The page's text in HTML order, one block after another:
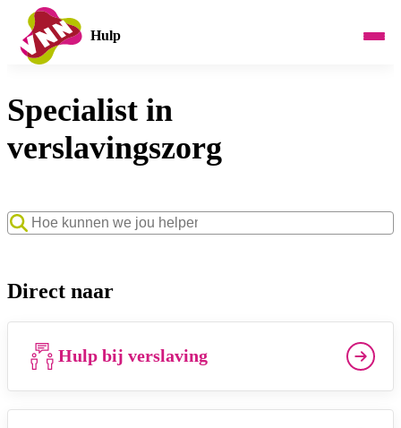
Hulp
Specialist in
verslavingszorg
Zoekwoord
Direct naar
Hulp bij verslaving